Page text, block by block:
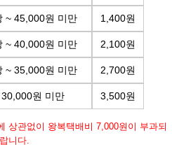
~ 45,000원 미만 1,400원
~ 40,000원 미만 2,100원
~ 35,000원 미만 2,700원
원 미만 3,500원
상관없이 왕복택배비 7,000원이 부과되
니다.